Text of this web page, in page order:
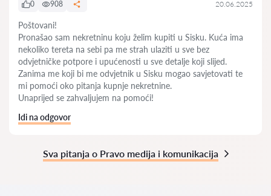
0 908 20.06.2025
Poštovani!
Pronašao sam nekretninu koju želim kupiti u Sisku. Kuća ima
nekoliko tereta na sebi pa me strah ulaziti u sve bez
odvjetničke potpore i upućenosti u sve detalje koji slijed.
Zanima me koji bi me odvjetnik u Sisku mogao savjetovati te
mi pomoći oko pitanja kupnje nekretnine.
Unaprijed se zahvaljujem na pomoći!
Idi na odgovor
Sva pitanja o Pravo medija i komunikacija